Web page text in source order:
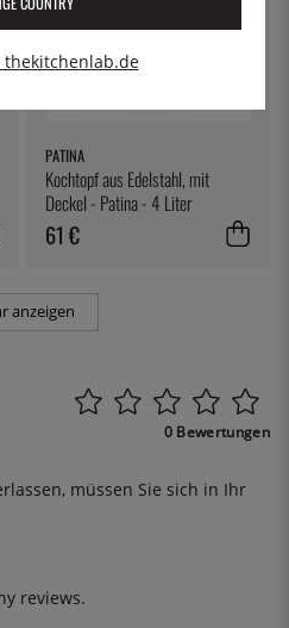
PATINA
Kochtopf aus Edelstahl, mit
Deckel - Patina - 4 Liter
61 €
anzeigen
0 Bewertungen
müssen Sie sich in Ihr
reviews.